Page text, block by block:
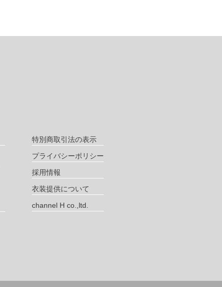
特別商取引法の表示
プライバシーポリシー
採用情報
衣装提供について
channel H co.,ltd.